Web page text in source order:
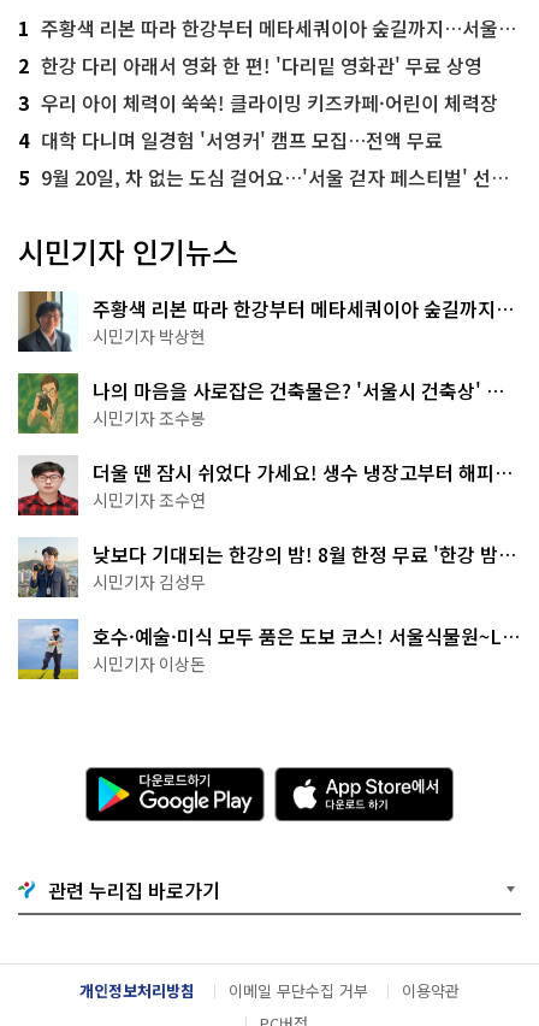
1 주황색 리본 따라 한강부터 메타세쿼이아 숲길까지…서울둘레길 15코스
2 한강 다리 아래서 영화 한 편! '다리밑 영화관' 무료 상영
3 우리 아이 체력이 쑥쑥! 클라이밍 키즈카페·어린이 체력장
4 대학 다니며 일경험 '서영커' 캠프 모집…전액 무료
5 9월 20일, 차 없는 도심 걸어요…'서울 걷자 페스티벌' 선착순 5천명
시민기자 인기뉴스
주황색 리본 따라 한강부터 메타세쿼이아 숲길까지…
서울둘레길 15코스
시민기자 박상현
나의 마음을 사로잡은 건축물은? '서울시 건축상' 수
상작 공개!
시민기자 조수봉
더울 땐 잠시 쉬었다 가세요! 생수 냉장고부터 해피소
·무더위쉼터까지
시민기자 조수연
낮보다 기대되는 한강의 밤! 8월 한정 무료 '한강 밤
핑' 예약은?
시민기자 김성무
호수·예술·미식 모두 품은 도보 코스! 서울식물원~LG
아트센터~마곡테라스거리
시민기자 이상돈
다
운
로
기
G
o
g
l
e
A
p
p
e
서
다
운
관련 누리집 바로가기
개인정보처리방침 이메일 무단수집 거부
이용약관